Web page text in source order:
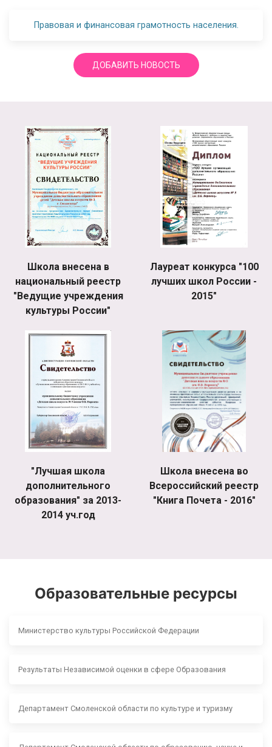
Правовая и финансовая грамотность населения.
ДОБАВИТЬ НОВОСТЬ
Школа внесена в
национальный реестр
"Ведущие учреждения
культуры России"
Лауреат конкурса "100
лучших школ России -
2015"
"Лучшая школа
дополнительного
образования" за 2013-
2014 уч.год
Школа внесена во
Всероссийский реестр
"Книга Почета - 2016"
Образовательные ресурсы
Министерство культуры Российской Федерации
Результаты Независимой оценки в сфере Образования
Департамент Смоленской области по культуре и туризму